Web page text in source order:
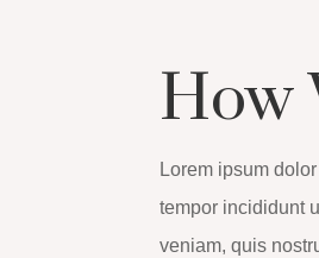
How
Lorem ipsum
tempor incididunt
veniam, quis